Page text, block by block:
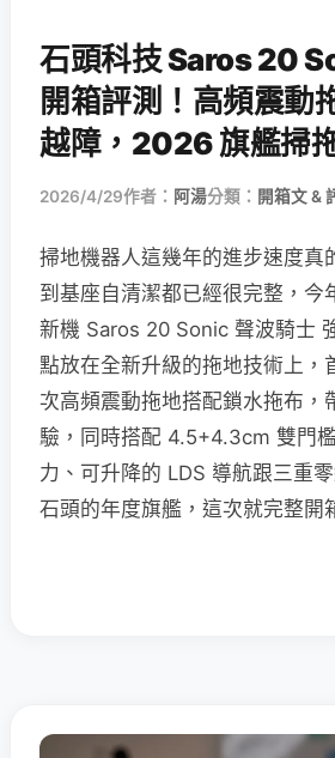
石頭科技 Saros 20
開箱評測！高頻震動
越障，2026 旗艦掃
2026/4/29作者： 阿湯分類： 開箱文 &
掃地機器人這幾年的進步速度真
到基座自清潔都已經很完整，今
新機 Saros 20 Sonic 聲波騎士
點放在全新升級的拖地技術上，
次高頻震動拖地搭配鎖水拖布，
驗，同時搭配 4.5+4.3cm 雙門
力、可升降的 LDS 導航跟三重
石頭的年度旗艦，這次就完整開